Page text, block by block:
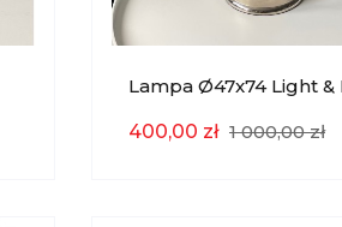
Lampa Ø47x74 Light &
400,00 zł 1 000,00 zł